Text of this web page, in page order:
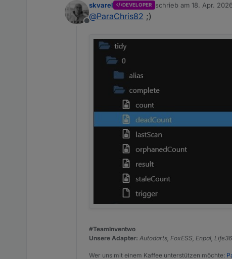
Offline
skvarel DEVELOPER schrieb am 18. Apr.
zuletzt editiert von
@ParaChris82 ;)
#TeamInventwo
Unsere Adapter: Autodarts, FoxESS, Enpal,
Wer uns mit einem Kaffee unterstützen möchte: